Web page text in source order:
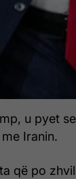
u pyet
Iranin.
që po